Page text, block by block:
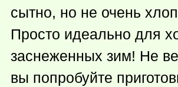
сытно, но не очень
Просто идеально для
заснеженных зим! Не
вы попробуйте